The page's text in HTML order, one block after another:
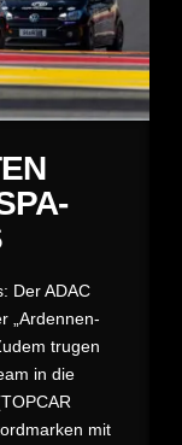
Der ADAC
„Ardennen-
trugen
in die
mit